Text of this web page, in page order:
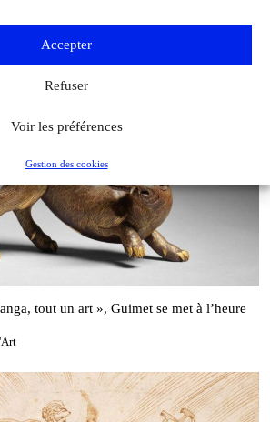
Accepter
Refuser
Voir les préférences
Gestion des cookies
tout un art », Guimet se met à l’heure